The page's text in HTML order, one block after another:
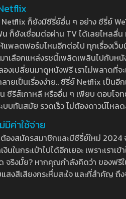
ก็ยังมีซีรี่ย์อื่น ๆ อย่าง ซีรี่ย์
น ก็ยังเชื่อมต่อผ่าน TV ได้เลยไหลลื่
แพลตฟอร์มไหนอีกต่อไป ทุกเรื่องเว็
าเลือกแหล่งรชนี้เพลิดเพลินไปกับห
งเปลี่ยนมาดูหนังฟรี เราไม่พลาดที่
ายเป็นเรื่องง่าย.. ซีรี่ย์ Netflix เป็น
รีส์เกาหลี หรืออื่น ๆ เพียบ ตอบโจท
บบทันสมัย รวดเร็ว ไม่ต้องดาวน์โห
ค่าใช้จ่าย
ต้องสมัครสมาชิกและมีซีรี่ย์ใหม่
นในกระเป๋าไปได้อีกเยอะ เพราะเร
จริงมั้ย? หากคุณกำลังคิดว่า ของฟ
สงสีเสียงกระหึ่มสะใจ และที่สำคัญ